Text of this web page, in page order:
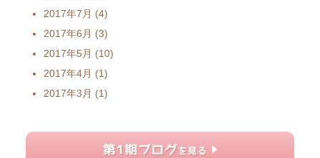
2017年7月 (4)
2017年6月 (3)
2017年5月 (10)
2017年4月 (1)
2017年3月 (1)